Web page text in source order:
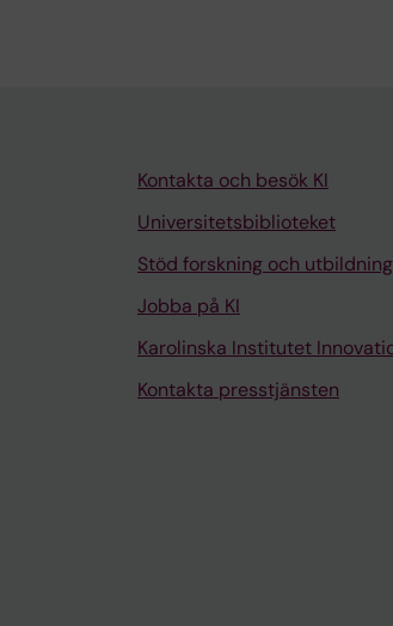
Kontakta och besök KI
Universitetsbiblioteket
Stöd forskning och utbildning
Jobba på KI
Karolinska Institutet
Kontakta presstjänsten